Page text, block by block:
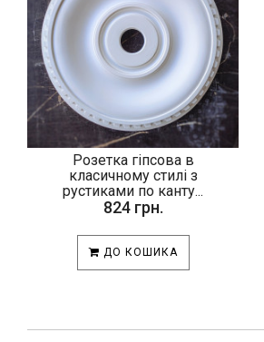
Розетка гіпсова в
класичному стилі з
рустиками по канту...
824 грн.
ДО КОШИКА